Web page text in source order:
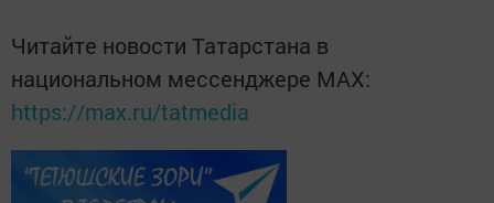
Читайте новости Татарстана в
национальном мессенджере MАХ:
https://max.ru/tatmedia